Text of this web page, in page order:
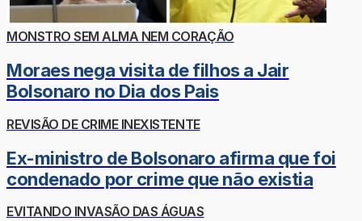
MONSTRO SEM ALMA NEM CORAÇÃO
Moraes nega visita de filhos a Jair
Bolsonaro no Dia dos Pais
REVISÃO DE CRIME INEXISTENTE
Ex-ministro de Bolsonaro afirma que foi
condenado por crime que não existia
EVITANDO INVASÃO DAS ÁGUAS